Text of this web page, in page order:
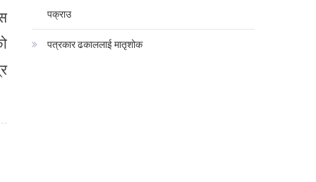
पक्राउ
पत्रकार ढकाललाई मातृशोक